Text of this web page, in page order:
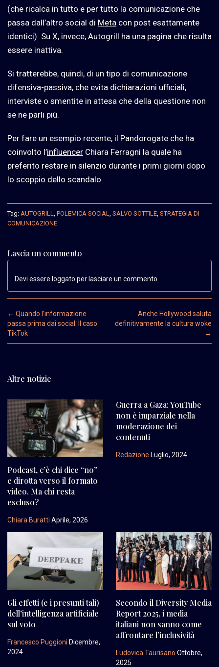
(che ricalca in tutto e per tutto la comunicazione che
passa dall’altro social di Meta con post esattamente
identici). Su X, invece, Autogrill ha una pagina che risulta
essere inattiva.
Si tratterebbe, quindi, di un tipo di comunicazione
difensiva-passiva, che evita dichiarazioni ufficiali,
interviste o smentite in attesa che della questione non
se ne parli più.
Per fare un esempio recente, il Pandorogate che ha
coinvolto l’influencer Chiara Ferragni la quale ha
preferito restare in silenzio durante i primi giorni dopo
lo scoppio dello scandalo.
Tag: AUTOGRILL, POLEMICA SOCIAL, SALVO SOTTILE, STRATEGIA DI
COMUNICAZIONE
Lascia un commento
Devi essere loggato per lasciare un commento.
Post navigation
← Quando l’informazione
passa prima dai social. Il caso
TikTok
Anche Hollywood saluta
definitivamente la cultura woke
→
Altre notizie
Podcast, c’è chi dice “no”
e dirotta verso il formato
video. Ma chi resta
escluso?
Chiara Buratti Aprile, 2026
Guerra a Gaza: YouTube
non è imparziale nella
moderazione dei
contenuti
Redazione Luglio, 2024
Gli effetti (e i presunti tali)
dell’intelligenza artificiale
sul voto
Francesco Puggioni Dicembre,
2024
Secondo il Diversity Media
Report 2025, i media
italiani non sanno come
affrontare l’inclusività
Ludovica Taurisano Ottobre,
2025